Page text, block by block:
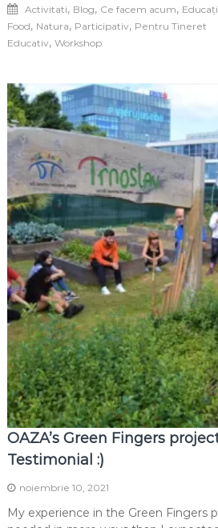
Activitati, Blog, Ce facem acum,
Food, Natura, Participativ, Pentru Tineret
Educativ, Workshop
OAZA’s Green Fingers
Testimonial :)
noiembrie 10, 2021
My experience in the Green Fingers